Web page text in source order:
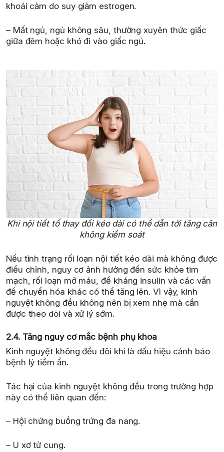
khoái cảm do suy giảm estrogen.
– Mất ngủ, ngủ không sâu, thường xuyên thức giấc
giữa đêm hoặc khó đi vào giấc ngủ.
Khi nội tiết tố thay đổi kéo dài có thể dẫn tới tăng cân
không kiểm soát
Nếu tình trạng rối loạn nội tiết kéo dài mà không được
điều chỉnh, nguy cơ ảnh hưởng đến sức khỏe tim
mạch, rối loạn mỡ máu, đề kháng insulin và các vấn
đề chuyển hóa khác có thể tăng lên. Vì vậy, kinh
nguyệt không đều không nên bị xem nhẹ mà cần
được theo dõi và xử lý sớm.
2.4. Tăng nguy cơ mắc bệnh phụ khoa
Kinh nguyệt không đều đôi khi là dấu hiệu cảnh báo
bệnh lý tiềm ẩn.
Tác hại của kinh nguyệt không đều trong trường hợp
này có thể liên quan đến:
– Hội chứng buồng trứng đa nang.
– U xơ tử cung.